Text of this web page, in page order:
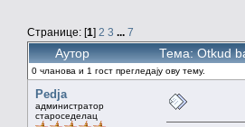
Странице: [1] 2 3 ... 7
Аутор Тема: Otkud
0 чланова и 1 гост прегледају ову тему.
Pedja
администратор
староседелац